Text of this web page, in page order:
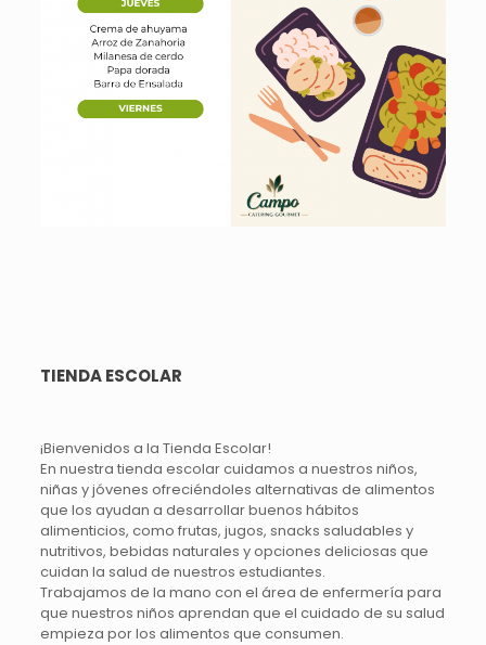
TIENDA ESCOLAR
¡Bienvenidos a la Tienda Escolar!
En nuestra tienda escolar cuidamos a nuestros niños,
niñas y jóvenes ofreciéndoles alternativas de alimentos
que los ayudan a desarrollar buenos hábitos
alimenticios, como frutas, jugos, snacks saludables y
nutritivos, bebidas naturales y opciones deliciosas que
cuidan la salud de nuestros estudiantes.
Trabajamos de la mano con el área de enfermería para
que nuestros niños aprendan que el cuidado de su salud
empieza por los alimentos que consumen.